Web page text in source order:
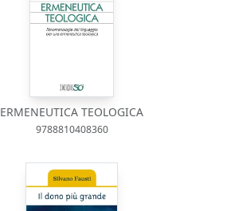
ERMENEUTICA TEOLOGICA
9788810408360